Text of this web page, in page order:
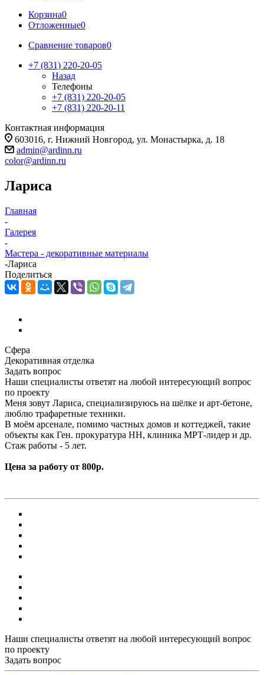
Корзина0
Отложенные0
Сравнение товаров0
+7 (831) 220-20-05
Назад
Телефоны
+7 (831) 220-20-05
+7 (831) 220-20-11
Контактная информация
603016, г. Нижний Новгород, ул. Монастырка, д. 18
admin@ardinn.ru
color@ardinn.ru
Лариса
Главная
-
Галерея
-
Мастера - декоративные материалы
-Лариса
Поделиться
Сфера
Декоративная отделка
Задать вопрос
Наши специалисты ответят на любой интересующий вопрос
по проекту
Меня зовут Лариса, специализируюсь на шёлке и арт-бетоне,
люблю трафаретные техники.
В моём арсенале, помимо частных домов и коттеджей, такие
объекты как Ген. прокуратура НН, клиника МРТ-лидер и др.
Стаж работы - 5 лет.
Цена за работу от 800р.
Наши специалисты ответят на любой интересующий вопрос
по проекту
Задать вопрос